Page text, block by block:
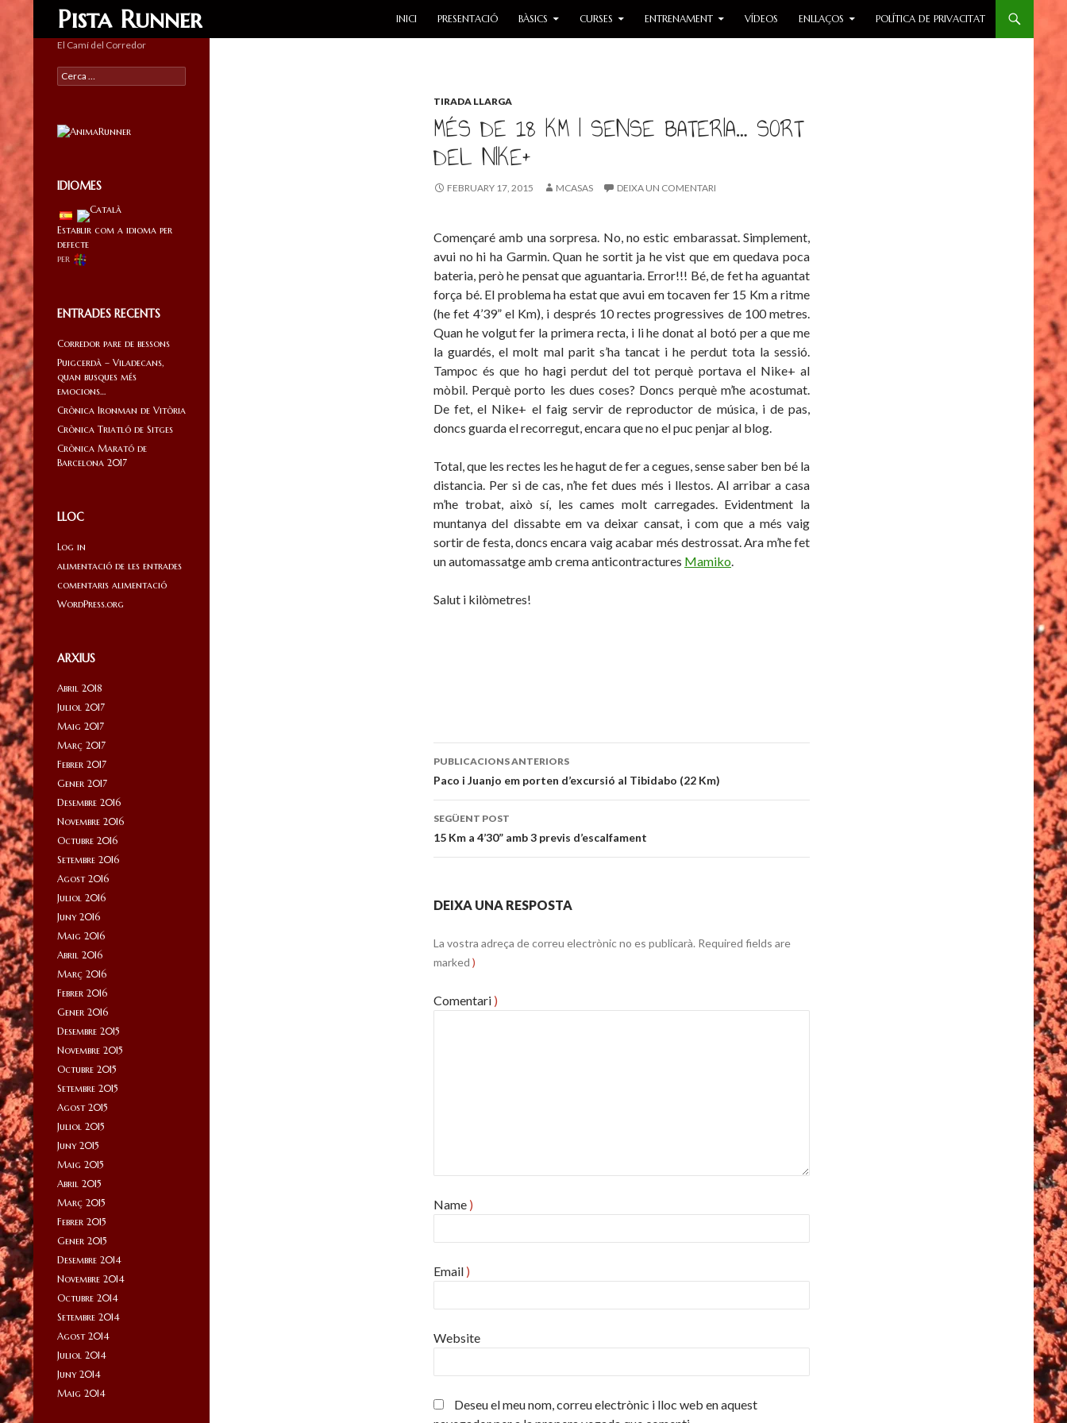
Pista Runner
Search
INICI PRESENTACIÓ BÀSICS CURSES ENTRENAMENT VÍDEOS ENLLAÇOS POLÍTICA DE PRIVACITAT
TIRADA LLARGA
MÉS DE 18 KM I SENSE BATERIA… SORT
DEL NIKE+
FEBRUARY 17, 2015 MCASAS DEIXA UN COMENTARI
Començaré amb una sorpresa. No, no estic embarassat. Simplement,
avui no hi ha Garmin. Quan he sortit ja he vist que em quedava poca
bateria, però he pensat que aguantaria. Error!!! Bé, de fet ha aguantat
força bé. El problema ha estat que avui em tocaven fer 15 Km a ritme
(he fet 4’39” el Km), i després 10 rectes progressives de 100 metres.
Quan he volgut fer la primera recta, i li he donat al botó per a que me
la guardés, el molt mal parit s’ha tancat i he perdut tota la sessió.
Tampoc és que ho hagi perdut del tot perquè portava el Nike+ al
mòbil. Perquè porto les dues coses? Doncs perquè m’he acostumat.
De fet, el Nike+ el faig servir de reproductor de música, i de pas,
doncs guarda el recorregut, encara que no el puc penjar al blog.
Total, que les rectes les he hagut de fer a cegues, sense saber ben bé la
distancia. Per si de cas, n’he fet dues més i llestos. Al arribar a casa
m’he trobat, això sí, les cames molt carregades. Evidentment la
muntanya del dissabte em va deixar cansat, i com que a més vaig
sortir de festa, doncs encara vaig acabar més destrossat. Ara m’he fet
un automassatge amb crema anticontractures Mamiko.
Salut i kilòmetres!
Publiqui
navegació
PUBLICACIONS ANTERIORS
Paco i Juanjo em porten d’excursió al Tibidabo (22 Km)
SEGÜENT POST
15 Km a 4’30” amb 3 previs d’escalfament
DEIXA UNA RESPOSTA
La vostra adreça de correu electrònic no es publicarà. Required fields are
marked )
Comentari )
Name )
Email )
Website
Deseu el meu nom, correu electrònic i lloc web en aquest
El Camí del Corredor
Cercar:
IDIOMES
Establir com a idioma per
defecte
per
ENTRADES RECENTS
Corredor pare de bessons
Puigcerdà – Viladecans,
quan busques més
emocions…
Crònica Ironman de Vitòria
Crònica Triatló de Sitges
Crònica Marató de
Barcelona 2017
LLOC
Log in
alimentació de les entrades
comentaris alimentació
WordPress.org
ARXIUS
Abril 2018
Juliol 2017
Maig 2017
Març 2017
Febrer 2017
Gener 2017
Desembre 2016
Novembre 2016
Octubre 2016
Setembre 2016
Agost 2016
Juliol 2016
Juny 2016
Maig 2016
Abril 2016
Març 2016
Febrer 2016
Gener 2016
Desembre 2015
Novembre 2015
Octubre 2015
Setembre 2015
Agost 2015
Juliol 2015
Juny 2015
Maig 2015
Abril 2015
Març 2015
Febrer 2015
Gener 2015
Desembre 2014
Novembre 2014
Octubre 2014
Setembre 2014
Agost 2014
Juliol 2014
Juny 2014
Maig 2014